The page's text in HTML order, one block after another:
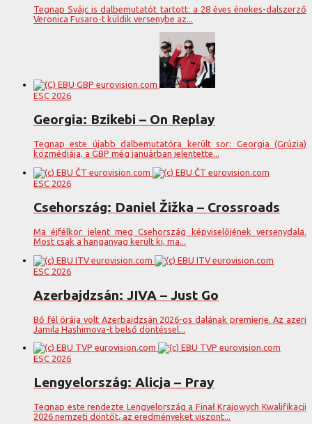
Tegnap Svájc is dalbemutatót tartott: a 28 éves énekes-dalszerző
Veronica Fusaro-t küldik versenybe az...
ESC 2026
Georgia: Bzikebi – On Replay
Tegnap este újabb dalbemutatóra került sor: Georgia (Grúzia)
közmédiája, a GBP még januárban jelentette...
ESC 2026
Csehország: Daniel Žižka – Crossroads
Ma éjfélkor jelent meg Csehország képviselőjének versenydala.
Most csak a hanganyag került ki, ma...
ESC 2026
Azerbajdzsán: JIVA – Just Go
Bő fél órája volt Azerbajdzsán 2026-os dalának premierje. Az azeri
Jamila Hashimova-t belső döntéssel...
ESC 2026
Lengyelország: Alicja – Pray
Tegnap este rendezte Lengyelország a Finał Krajowych Kwalifikacji
2026 nemzeti döntőt, az eredményeket viszont...